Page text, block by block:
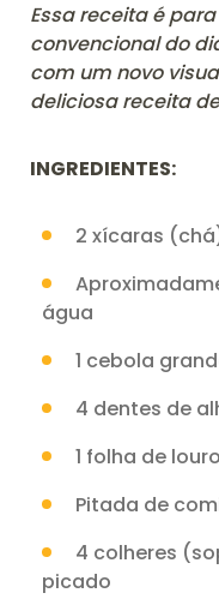
Essa receita é
convencional do
com um novo
deliciosa receita
INGREDIENTES:
2 xícaras
água
1 cebola
4 dentes de
1 folha de louro
Pitada de
4 colheres
picado